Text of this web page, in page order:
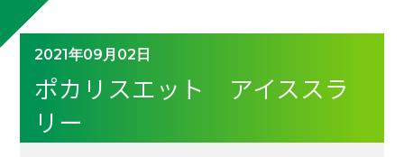
2021年09月02日
ポカリスエット アイススラ
リー